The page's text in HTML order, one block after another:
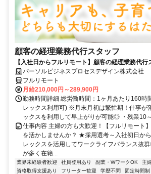
顧客の経理業務代行スタッフ
【入社日からフルリモート】顧客の経理業務代行
パーソルビジネスプロセスデザイン株式会社
フルリモート
月給210,000円～289,900円
勤務時間詳細 総労働時間：1ヶ月あたり160時
レックス利用可) ※月末月初は繁忙期！仕事が
ックスを利用して早上がりが可能◎ ・残業10
仕事内容 主婦の方も大歓迎！【フルリモート
を活かしませんか？ ★採用選考～入社初日か
レックスを活用してワークライフバランス抜
が多く在籍...
業界未経験者歓迎 社員登用あり 副業・WワークOK
主
資格取得支援あり
フリーター歓迎 学歴不問 固定時間制